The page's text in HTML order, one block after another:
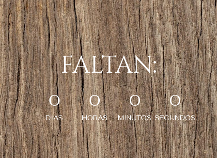
FALTAN:
0
DIAS
0
HORAS
0
MINUTOS
0
SEGUNDOS